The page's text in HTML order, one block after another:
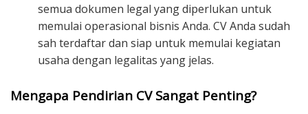
semua dokumen legal yang diperlukan untuk
memulai operasional bisnis Anda. CV Anda sudah
sah terdaftar dan siap untuk memulai kegiatan
usaha dengan legalitas yang jelas.
Mengapa Pendirian CV Sangat Penting?